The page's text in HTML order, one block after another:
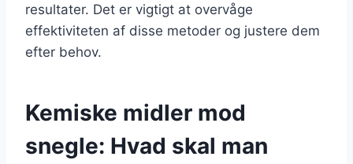
resultater. Det er vigtigt at overvåge
effektiviteten af disse metoder og justere dem
efter behov.
Kemiske midler mod
snegle: Hvad skal man